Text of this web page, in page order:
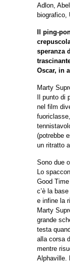
Adlon,
biografico,
Il ping-
speranza
Oscar, in
Marty
Il punto
nel film
(potrebbe
un ritratto
Sono due
Lo
Good
c’è la
e infine la
Marty
grande
testa
alla corsa
mentre
Alphaville.